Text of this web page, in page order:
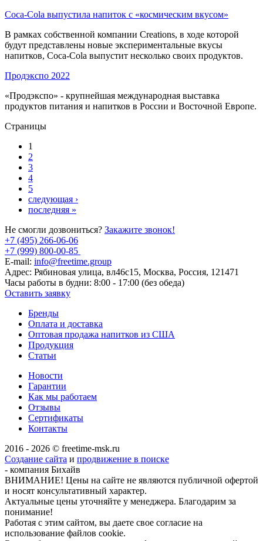
Coca-Cola выпустила напиток с «космическим вкусом»
В рамках собственной компании Creations, в ходе которой
будут представлены новые экспериментальные вкусы
напитков, Coca-Cola выпустит несколько своих продуктов.
Продэкспо 2022
«Продэкспо» - крупнейшая международная выставка
продуктов питания и напитков в России и Восточной Европе.
Страницы
1
2
3
4
5
следующая ›
последняя »
Не смогли дозвониться? Закажите звонок!
+7 (495) 266-06-06
+7 (999) 800-00-85
E-mail: info@freetime.group
Адрес: Рябиновая улица, вл46с15, Москва, Россия, 121471
Часы работы в будни: 8:00 - 17:00 (без обеда)
Оставить заявку
Бренды
Оплата и доставка
Оптовая продажа напитков из США
Продукция
Статьи
Новости
Гарантии
Как мы работаем
Отзывы
Сертификаты
Контакты
2016 - 2026 © freetime-msk.ru
Создание сайта и продвижение в поиске
- компания Бихайв
ВНИМАНИЕ! Цены на сайте не являются публичной офертой
и носят консультативный характер.
Актуальные цены уточняйте у менеджера. Благодарим за
понимание!
Работая с этим сайтом, вы даете свое согласие на
использование файлов cookie.